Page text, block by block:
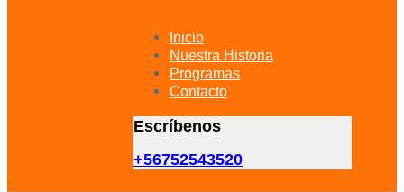
Inicio
Nuestra Historia
Programas
Contacto
Escríbenos
+56752543520